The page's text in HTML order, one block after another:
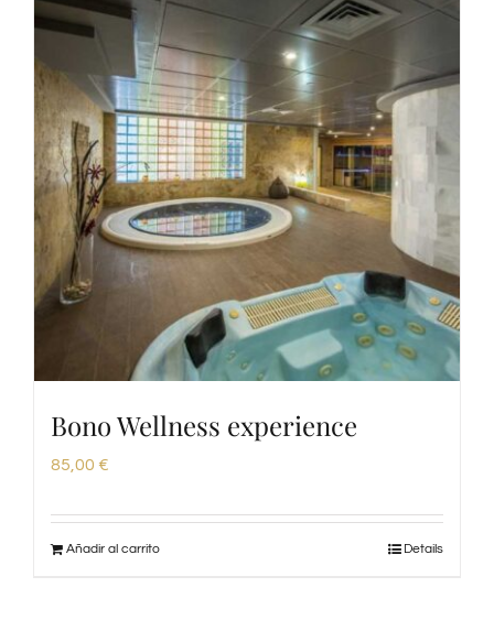
Bono Wellness experience
85,00 €
Añadir al carrito Details